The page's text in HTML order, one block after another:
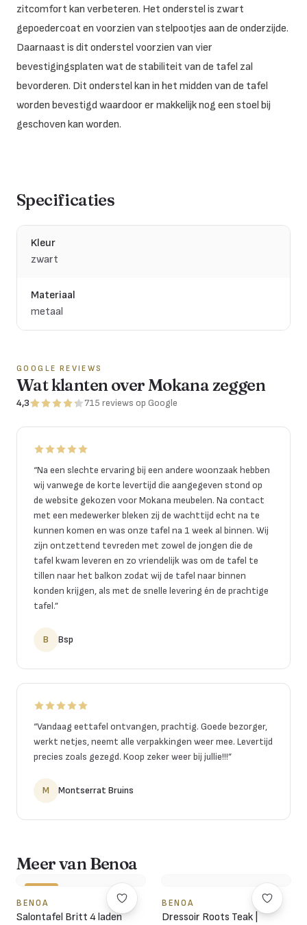
zitcomfort kan verbeteren. Het onderstel is zwart
gepoedercoat en voorzien van stelpootjes aan de onderzijde.
Daarnaast is dit onderstel voorzien van vier
bevestigingsplaten wat de stabiliteit van de tafel zal
bevorderen. Dit onderstel kan in het midden van de tafel
worden bevestigd waardoor er makkelijk nog een stoel bij
geschoven kan worden.
Specificaties
Kleur
zwart
Materiaal
metaal
GOOGLE REVIEWS
Wat klanten over Mokana zeggen
4,3 715 reviews op Google
“Na een slechte ervaring bij een andere woonzaak hebben
wij vanwege de korte levertijd die aangegeven stond op
de website gekozen voor Mokana meubelen. Na contact
met een medewerker bleken zij de wachttijd echt na te
kunnen komen en was onze tafel na 1 week al binnen. Wij
zijn ontzettend tevreden met zowel de jongen die de
tafel kwam leveren en zo vriendelijk was om de tafel te
tillen naar het balkon zodat wij de tafel naar binnen
konden krijgen, als met de snelle levering én de prachtige
tafel.”
B Bsp
“Vandaag eettafel ontvangen, prachtig. Goede bezorger,
werkt netjes, neemt alle verpakkingen weer mee. Levertijd
precies zoals gezegd. Koop zeker weer bij jullie!!!”
M Montserrat Bruins
Meer van Benoa
BENOA
Salontafel Britt 4 laden
BENOA
Dressoir Roots Teak |